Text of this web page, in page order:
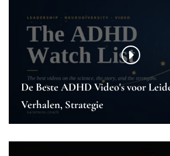
De Beste ADHD Video's voor
Verhalen, Strategie